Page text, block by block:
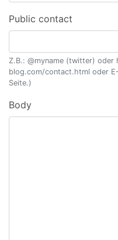
Public contact
Z.B.: @myname (twitter)
blog.com/contact.html oder
Seite.)
Body